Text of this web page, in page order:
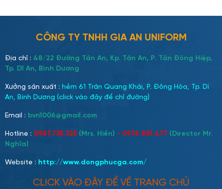
nhấn về thời trang của nhóm
khoác đồng phục – một
phong cách đồng bộ đầy cá
các thành viên.
CÔNG TY TNHH GIA AN UNIFORM
Địa chỉ : 48/22 Đường Tân An, Kp. Tân An, P. Tân Đông Hiệp,
Tp. Dĩ An, Bình Dương
Xưởng sản xuất : hẻm 61 Trần Quang Khải, P. Đông Hòa, Tp. Dĩ
An, Bình Dương (click vào đây để chỉ đường)
Email : bvn1006@gmail.com
Hotline : 0987.735.325 (Mrs. Hiền) - 0976.801.477 (Director Mr.
Nghĩa)
Website : http://www.dongphucga.com/
CLICK VÀO ĐÂY ĐỂ VỀ TRANG CHỦ